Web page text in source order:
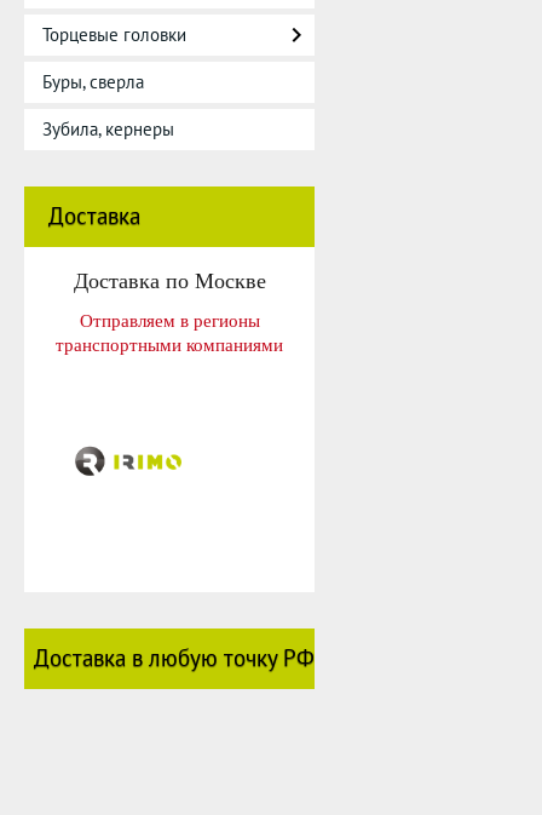
Торцевые головки
Буры, сверла
Зубила, кернеры
Доставка
Доставка по Москве
Отправляем в регионы
транспортными компаниями
Доставка в любую точку РФ